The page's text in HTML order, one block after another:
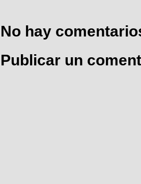
No hay
Publicar un